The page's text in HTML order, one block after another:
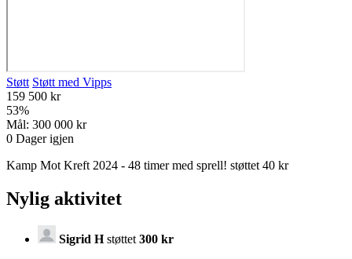
Støtt Støtt med Vipps
159 500 kr
53%
Mål: 300 000 kr
0 Dager igjen
Kamp Mot Kreft 2024 - 48 timer med sprell! støttet 40 kr
Nylig aktivitet
Sigrid Hstøttet 300 kr